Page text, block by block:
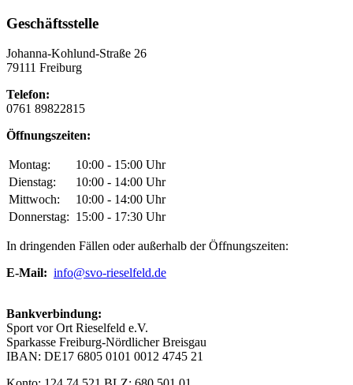
Geschäftsstelle
Johanna-Kohlund-Straße 26
79111 Freiburg
Telefon:
0761 89822815
Öffnungszeiten:
Montag:
10:00 - 15:00 Uhr
Dienstag:
10:00 - 14:00 Uhr
Mittwoch:
10:00 - 14:00 Uhr
Donnerstag: 15:00 - 17:30 Uhr
In dringenden Fällen oder außerhalb der Öffnungszeiten:
E-Mail: info@svo-rieselfeld.de
Bankverbindung:
Sport vor Ort Rieselfeld e.V.
Sparkasse Freiburg-Nördlicher Breisgau
IBAN: DE17 6805 0101 0012 4745 21